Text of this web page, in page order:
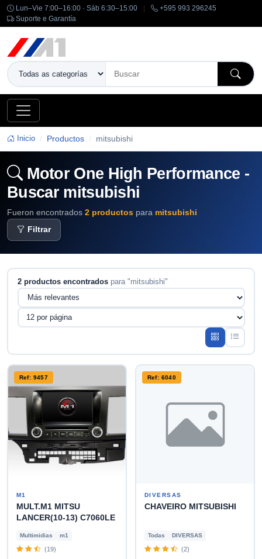
Lun–Vie 7:00–16:00 · Sáb 6:30–15:00
+595 993 296245
Suporte e Garantía
Inicio Productos mitsubishi
Motor One High Performance -
Buscar mitsubishi
Fueron encontrados 2 productos para mitsubishi
Filtrar
2 productos encontradospara "mitsubishi"
Ref: 9457
M1
MULT.M1 MITSU
LANCER(10-13) C7060LE
Multimidias m1
(19)
Ref: 6040
DIVERSAS
CHAVEIRO MITSUBISHI
Todas DIVERSAS
(2)